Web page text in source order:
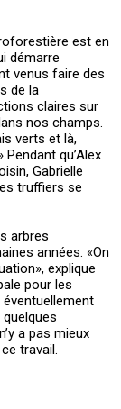
est en
démarre
venus faire des
de la
claires sur
nos champs.
verts et là,
qu’Alex
Gabrielle
truffiers se
arbres
années. «On
explique
pour les
éventuellement
a pas mieux
travail.